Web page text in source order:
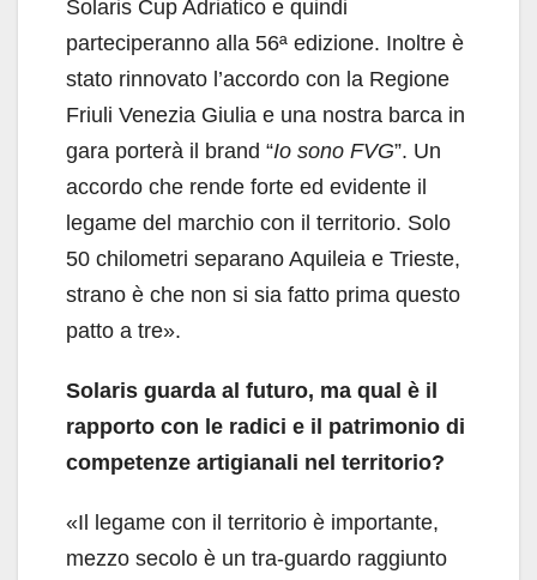
Solaris Cup Adriatico e quindi
parteciperanno alla 56ª edizione. Inoltre è
stato rinnovato l’accordo con la Regione
Friuli Venezia Giulia e una nostra barca in
gara porterà il brand “Io sono FVG”. Un
accordo che rende forte ed evidente il
legame del marchio con il territorio. Solo
50 chilometri separano Aquileia e Trieste,
strano è che non si sia fatto prima questo
patto a tre».
Solaris guarda al futuro, ma qual è il
rapporto con le radici e il patrimonio di
competenze artigianali nel territorio?
«Il legame con il territorio è importante,
mezzo secolo è un tra-guardo raggiunto